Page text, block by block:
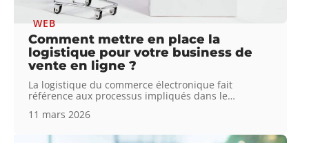
WEB
Comment mettre en place la
logistique pour votre business de
vente en ligne ?
La logistique du commerce électronique fait
référence aux processus impliqués dans le…
11 mars 2026